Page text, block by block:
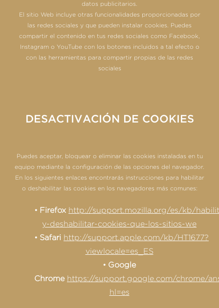
datos publicitarios.
El sitio Web incluye otras funcionalidades proporcionadas por
las redes sociales y que pueden instalar cookies. Puedes
compartir el contenido en tus redes sociales como Facebook,
Instagram o YouTube con los botones incluidos a tal efecto o
con las herramientas para compartir propias de las redes
sociales
DESACTIVACIÓN DE COOKIES
Puedes aceptar, bloquear o eliminar las cookies instaladas en tu
equipo mediante la configuración de las opciones del navegador.
En los siguientes enlaces encontrarás instrucciones para habilitar
o deshabilitar las cookies en los navegadores más comunes:
Firefox http://support.mozilla.org/es/kb/
y-deshabilitar-cookies-que-los-sitios-we
Safari http://support.apple.com/kb/HT1677?
viewlocale=es_ES
Google
Chrome https://support.google.com/chrome/
hl=es